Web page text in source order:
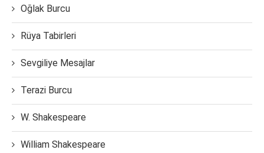
Oğlak Burcu
Rüya Tabirleri
Sevgiliye Mesajlar
Terazi Burcu
W. Shakespeare
William Shakespeare